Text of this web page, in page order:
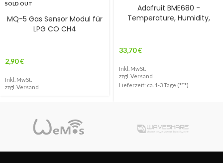
SOLD OUT
MQ-5 Gas Sensor Modul für
LPG CO CH4
2,90€
Inkl. MwSt.
zzgl. Versand
Adafruit BME680 -
Temperature, Humidity,
33,70€
Inkl. MwSt.
zzgl. Versand
Lieferzeit: ca. 1-3 Tage (***)